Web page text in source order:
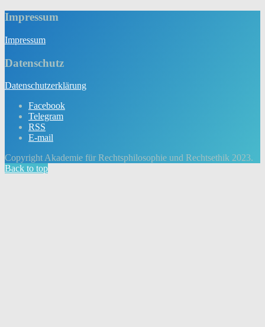
Impressum
Impres­sum
Datenschutz
Daten­schutz­er­klä­rung
Facebook
Telegram
RSS
E-mail
Copyright Akademie für Rechtsphilosophie und Rechtsethik 2023.
Back to top